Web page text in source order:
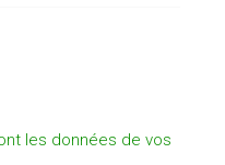
les données de vos